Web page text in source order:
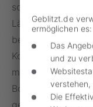
schreibt die
Ländern gibt es
beispielsweise
Kopenhagener
mit meist sieben
Bordsteinen für
getrennt. In
Geblitzt.de
ermöglichen es:
Das
und zu
Die